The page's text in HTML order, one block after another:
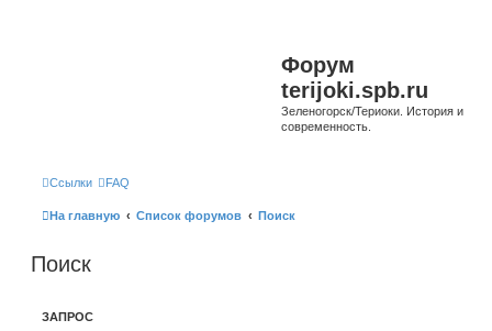
Форум
terijoki.spb.ru
Зеленогорск/Териоки. История и
современность.
Ссылки FAQ
На главную Список форумов Поиск
Поиск
ЗАПРОС